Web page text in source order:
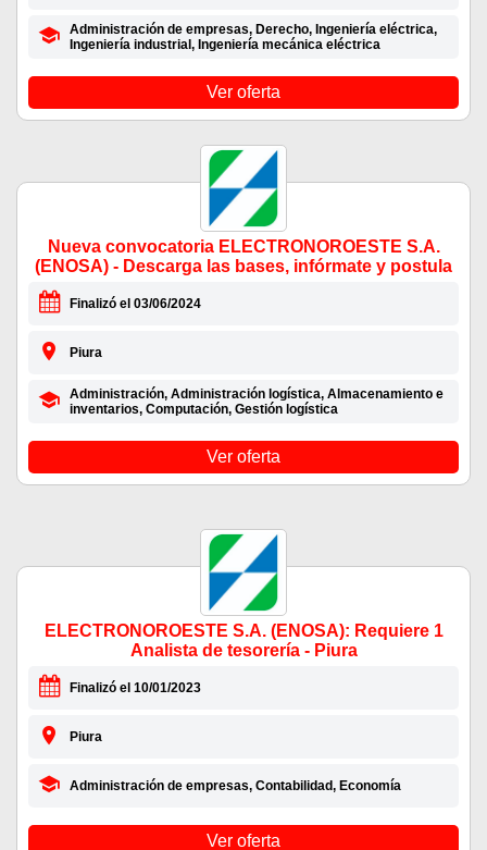
Administración de empresas, Derecho, Ingeniería eléctrica,
Ingeniería industrial, Ingeniería mecánica eléctrica
Ver oferta
Nueva convocatoria ELECTRONOROESTE S.A.
(ENOSA) - Descarga las bases, infórmate y postula
Finalizó el 03/06/2024
Piura
Administración, Administración logística, Almacenamiento e
inventarios, Computación, Gestión logística
Ver oferta
ELECTRONOROESTE S.A. (ENOSA): Requiere 1
Analista de tesorería - Piura
Finalizó el 10/01/2023
Piura
Administración de empresas, Contabilidad, Economía
Ver oferta